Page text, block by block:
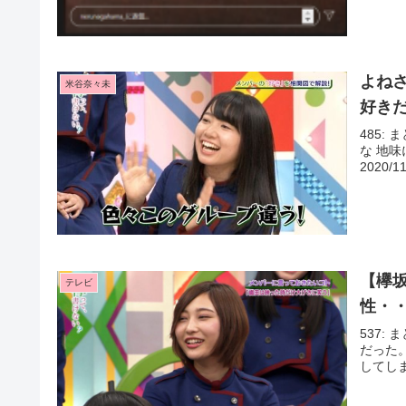
米谷奈々未
よね
好き
485: ま
な 地味
2020/
テレビ
【欅
性・
537: ま
だった
してし